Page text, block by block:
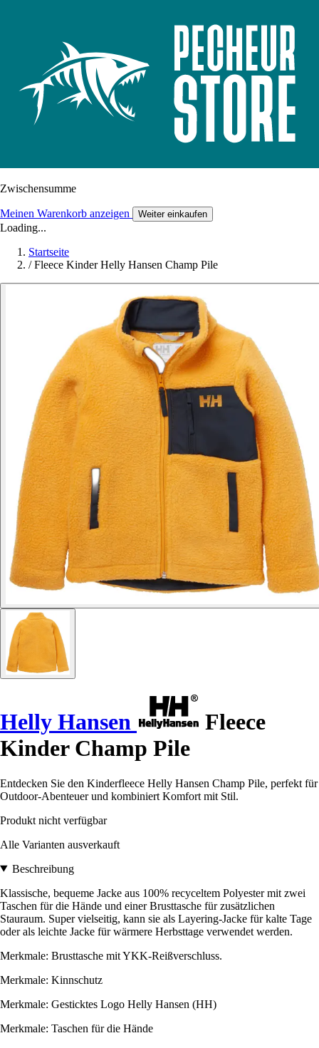
Zwischensumme
Meinen Warenkorb anzeigen Weiter einkaufen
Loading...
Startseite
/ Fleece Kinder Helly Hansen Champ Pile
Helly Hansen
Fleece
Kinder Champ Pile
Entdecken Sie den Kinderfleece Helly Hansen Champ Pile, perfekt für
Outdoor-Abenteuer und kombiniert Komfort mit Stil.
Produkt nicht verfügbar
Alle Varianten ausverkauft
Beschreibung
Klassische, bequeme Jacke aus 100% recyceltem Polyester mit zwei
Taschen für die Hände und einer Brusttasche für zusätzlichen
Stauraum. Super vielseitig, kann sie als Layering-Jacke für kalte Tage
oder als leichte Jacke für wärmere Herbsttage verwendet werden.
Merkmale: Brusttasche mit YKK-Reißverschluss.
Merkmale: Kinnschutz
Merkmale: Gesticktes Logo Helly Hansen (HH)
Merkmale: Taschen für die Hände